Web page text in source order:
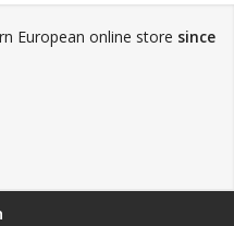
European online store since